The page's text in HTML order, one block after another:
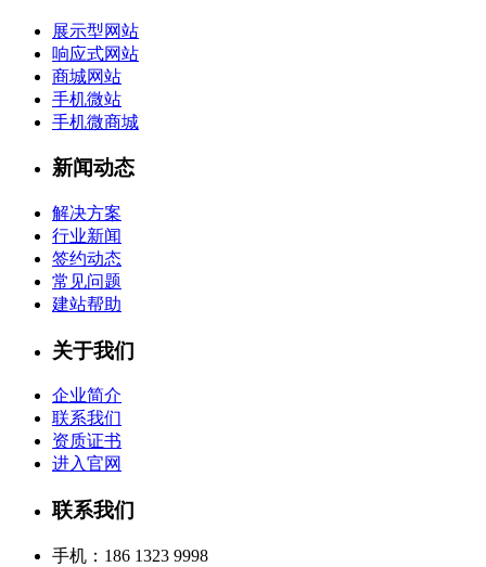
展示型网站
响应式网站
商城网站
手机微站
手机微商城
新闻动态
解决方案
行业新闻
签约动态
常见问题
建站帮助
关于我们
企业简介
联系我们
资质证书
进入官网
联系我们
手机：186 1323 9998